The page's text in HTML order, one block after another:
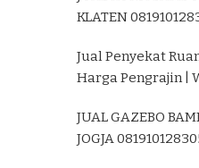
KLATEN
Jual Penyekat
Harga Pengrajin |
JUAL GAZEBO
JOGJA